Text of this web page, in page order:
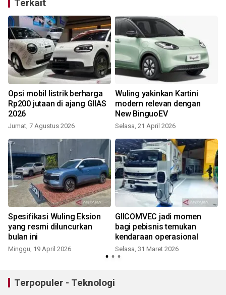
Terkait
Opsi mobil listrik berharga
Rp200 jutaan di ajang GIIAS
2026
Jumat, 7 Agustus 2026
Wuling yakinkan Kartini
modern relevan dengan
New BinguoEV
Selasa, 21 April 2026
Spesifikasi Wuling Eksion
yang resmi diluncurkan
bulan ini
Minggu, 19 April 2026
GIICOMVEC jadi momen
bagi pebisnis temukan
kendaraan operasional
Selasa, 31 Maret 2026
Terpopuler - Teknologi